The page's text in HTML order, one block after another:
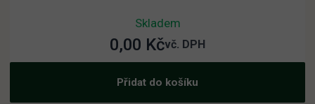
Skladem
0,00 Kčvč. DPH
Přidat do košíku